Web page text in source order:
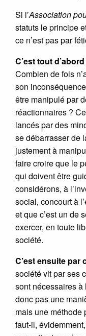
Si l’Association
statuts le principe
ce n’est pas par
C’est tout
Combien de fois
son
être manipulé par
réactionnaires ?
lancés par des
se débarrasser de
justement à
faire croire que le
qui doivent être
considérons, à
social, concourt à
et que c’est un de
exercer, en toute
société.
C’est ensuite par
société vit par ses
sont nécessaires à
donc pas une
mais une méthode
faut-il,